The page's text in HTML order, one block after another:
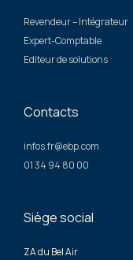
Revendeur – Intégrateur
Expert-Comptable
Editeur de solutions
Contacts
infos.fr@ebp.com
01 34 94 80 00
Siège social
ZA du Bel Air